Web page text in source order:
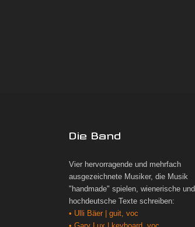
Die Band
Vier hervorragende und mehrfach
ausgezeichnete Musiker, die Musik
"handmade" spielen, wienerische und
hochdeutsche Texte schreiben:
• Ulli Bäer | guit, voc